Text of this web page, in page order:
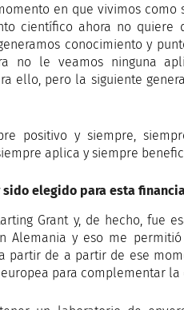
en que vivimos como
científico ahora no quiere
conocimiento y
no le veamos ninguna
ello, pero la siguiente
positivo y siempre,
aplica y siempre
elegido para esta
Grant y, de hecho, fue
Alemania y eso me
partir de a partir de ese
para complementar la